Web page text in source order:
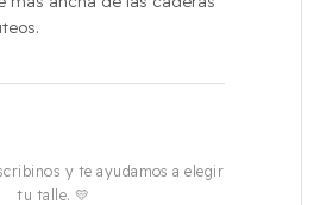
y te ayudamos a elegir
tu talle. 💛